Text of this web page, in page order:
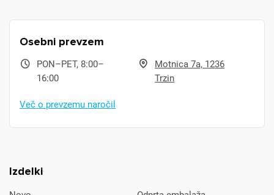
Izdelki
Osebni prevzem
PON–PET, 8:00–
16:00
Motnica 7a, 1236
Trzin
Več o prevzemu naročil